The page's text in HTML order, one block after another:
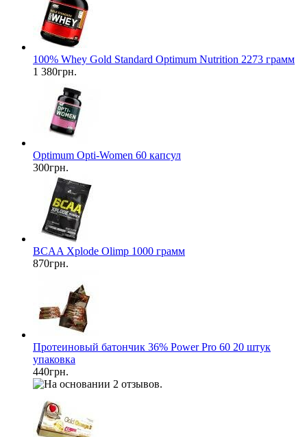
100% Whey Gold Standard Optimum Nutrition 2273 грамм
1 380грн.
Optimum Opti-Women 60 капсул
300грн.
BCAA Xplode Olimp 1000 грамм
870грн.
Протеиновый батончик 36% Power Pro 60 20 штук
упаковка
440грн.